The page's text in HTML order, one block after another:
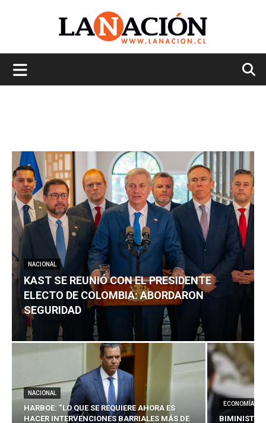
NACIONAL
KAST SE REUNIÓ CON EL PRESIDENTE
ELECTO DE COLOMBIA: ABORDARON
SEGURIDAD
NACIONAL
HARBOE: “LO QUE SE REQUIERE AHORA ES
HACER INTERVENCIONES BARRIALES MÁS DE
ECONOMÍA
BIMINISTRO